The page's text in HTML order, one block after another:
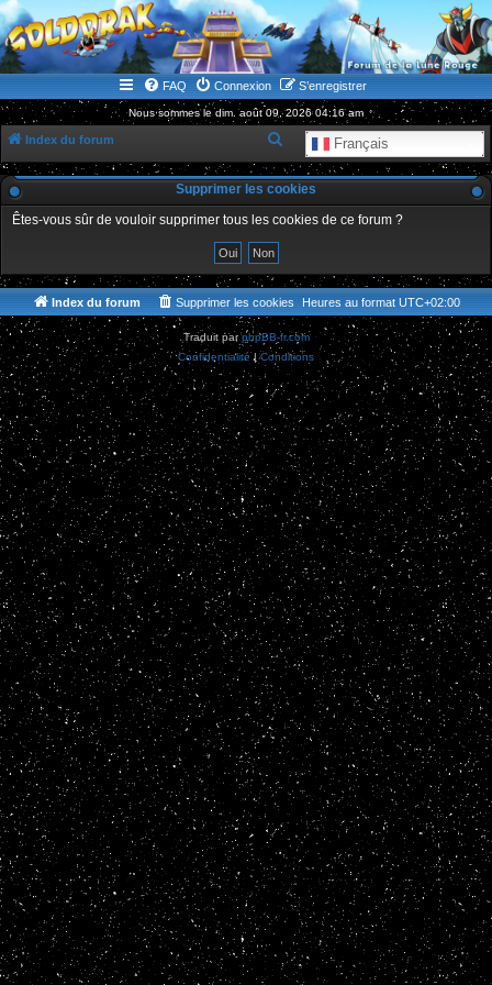
WWW.GOLDORAKGO.COM
le site de la Lune Rouge
FAQ Connexion S’enregistrer
Nous sommes le dim. août 09, 2026 04:16 am
Index du forum Français
e
c
h
h
e
r
Supprimer les cookies
Êtes-vous sûr de vouloir supprimer tous les cookies de ce forum ?
Index du forum Heures au format UTC+02:00
Supprimer les cookies
Traduit parphpBB-fr.com
Confidentialité|Conditions